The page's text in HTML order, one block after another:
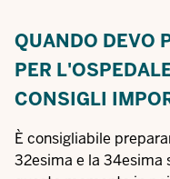
QUANDO DEVO
PER
CONSIGLI
È consigliabile
32esima e la 34esima